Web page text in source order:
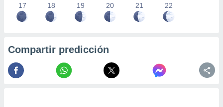
17 18 19 20 21 22
Compartir predicción